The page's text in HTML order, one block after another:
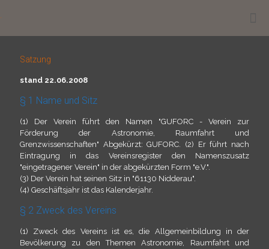
Satzung
stand 22.06.2008
§ 1 Name und Sitz
(1) Der Verein führt den Namen "GUFORC - Verein zur
Förderung der Astronomie, Raumfahrt und
Grenzwissenschaften" Abgekürzt: GUFORC. (2) Er führt nach
Eintragung in das Vereinsregister den Namenszusatz
"eingetragener Verein" in der abgekürzten Form "e.V.".
(3) Der Verein hat seinen Sitz in "61130 Nidderau".
(4) Geschäftsjahr ist das Kalenderjahr.
§ 2 Zweck des Vereins
(1) Zweck des Vereins ist es, die Allgemeinbildung in der
Bevölkerung zu den Themen Astronomie, Raumfahrt und